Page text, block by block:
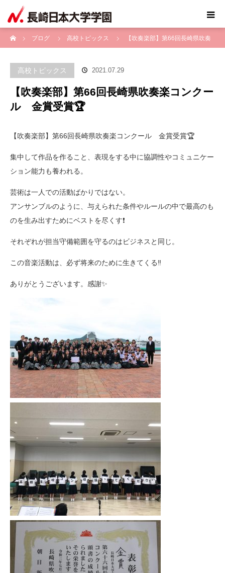
ブログ
高校トピックス 【吹奏楽部】第66回長崎県吹奏
高校トピックス 2021.07.29
【吹奏楽部】第66回長崎県吹奏楽コンクー
ル 金賞受賞🏆
【吹奏楽部】第66回長崎県吹奏楽コンクール 金賞受賞🏆
集中して作品を作ること、表現をする中に協調性やコミュニケー
ション能力も養われる。
芸術は一人での活動ばかりではない。
アンサンブルのように、与えられた条件やルールの中で最高のも
のを生み出すためにベストを尽くす❗️
それぞれが担当守備範囲を守るのはビジネスと同じ。
この音楽活動は、必ず将来のために生きてくる‼️
ありがとうございます。感謝✨